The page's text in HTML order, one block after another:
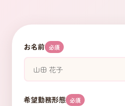
お名前 必須
希望勤務形態 必須